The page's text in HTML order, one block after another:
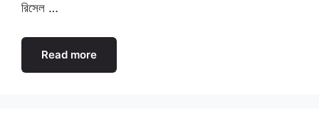
রিসেল …
Read more